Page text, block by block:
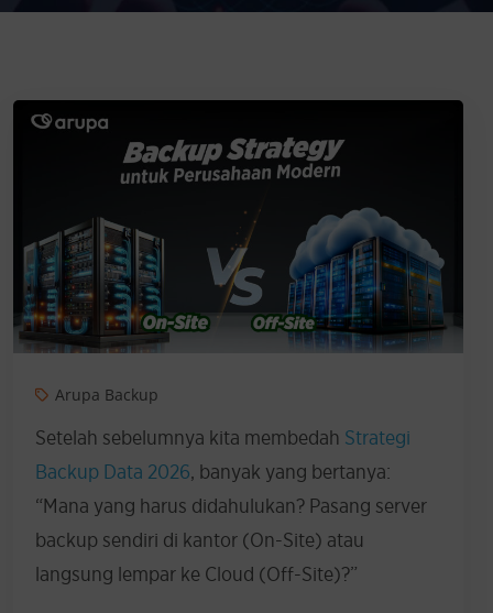
Arupa Backup
Setelah sebelumnya kita membedah Strategi
Backup Data 2026, banyak yang bertanya:
“Mana yang harus didahulukan? Pasang server
backup sendiri di kantor (On-Site) atau
langsung lempar ke Cloud (Off-Site)?”